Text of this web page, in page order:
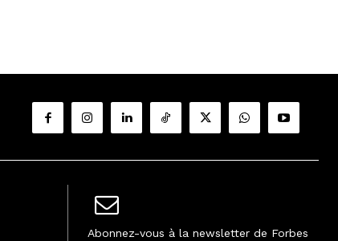
Abonnez-vous à la newsletter de Forbes